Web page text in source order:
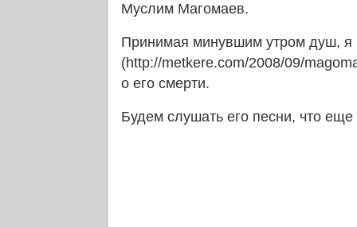
Муслим Магомаев.
Принимая минувшим утром душ, я
(http://metkere.com/2008/09/
о его смерти.
Будем слушать его песни, что еще